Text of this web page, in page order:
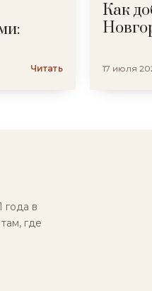
Читать
Как
17 июля
года в
где